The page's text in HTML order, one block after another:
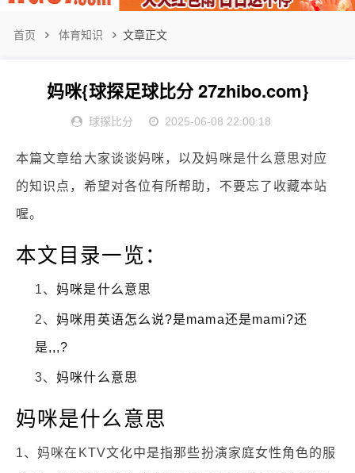
首页 体育知识 文章正文
妈咪{球探足球比分 27zhibo.com}
球探比分 2025-06-08 22:00:18
本篇文章给大家谈谈妈咪，以及妈咪是什么意思对应
的知识点，希望对各位有所帮助，不要忘了收藏本站
喔。
本文目录一览：
1、妈咪是什么意思
2、妈咪用英语怎么说?是mama还是mami?还
是,,,?
3、妈咪什么意思
妈咪是什么意思
1、妈咪在KTV文化中是指那些扮演家庭女性角色的服